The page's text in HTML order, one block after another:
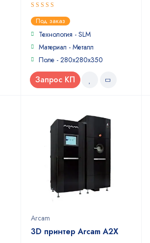
5out of 5
Под заказ
Технология - SLM
Материал - Металл
Поле - 280x280x350
Запрос КП
Arcam
3D принтер Arcam А2X